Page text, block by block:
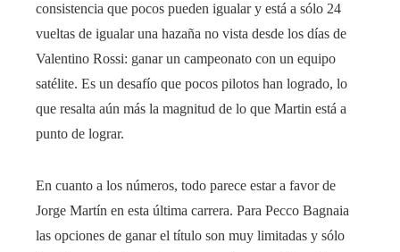
consistencia que pocos pueden igualar y está a sólo 24
vueltas de igualar una hazaña no vista desde los días de
Valentino Rossi: ganar un campeonato con un equipo
satélite. Es un desafío que pocos pilotos han logrado, lo
que resalta aún más la magnitud de lo que Martin está a
punto de lograr.
En cuanto a los números, todo parece estar a favor de
Jorge Martín en esta última carrera. Para Pecco Bagnaia
las opciones de ganar el título son muy limitadas y sólo